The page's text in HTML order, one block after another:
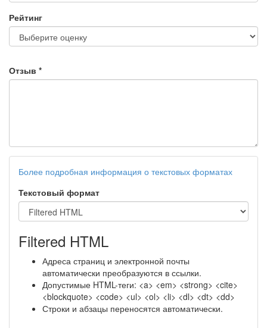
Рейтинг
Отзыв *
Более подробная информация о текстовых форматах
Текстовый формат
Filtered HTML
Адреса страниц и электронной почты
автоматически преобразуются в ссылки.
Допустимые HTML-теги: <a> <em> <strong> <cite>
<blockquote> <code> <ul> <ol> <li> <dl> <dt> <dd>
Строки и абзацы переносятся автоматически.